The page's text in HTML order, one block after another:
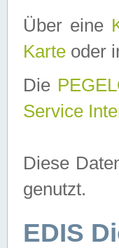
Über eine
Karte oder
Die
Service
Diese
genutzt.
EDIS